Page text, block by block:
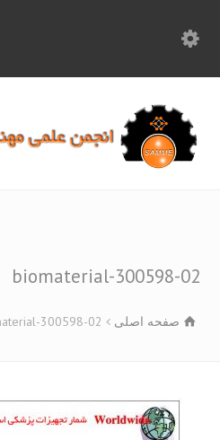
biomaterial-300598-
صفحه اصلی biomaterial-300598-02